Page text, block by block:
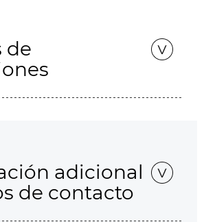
de
adicional
de contacto